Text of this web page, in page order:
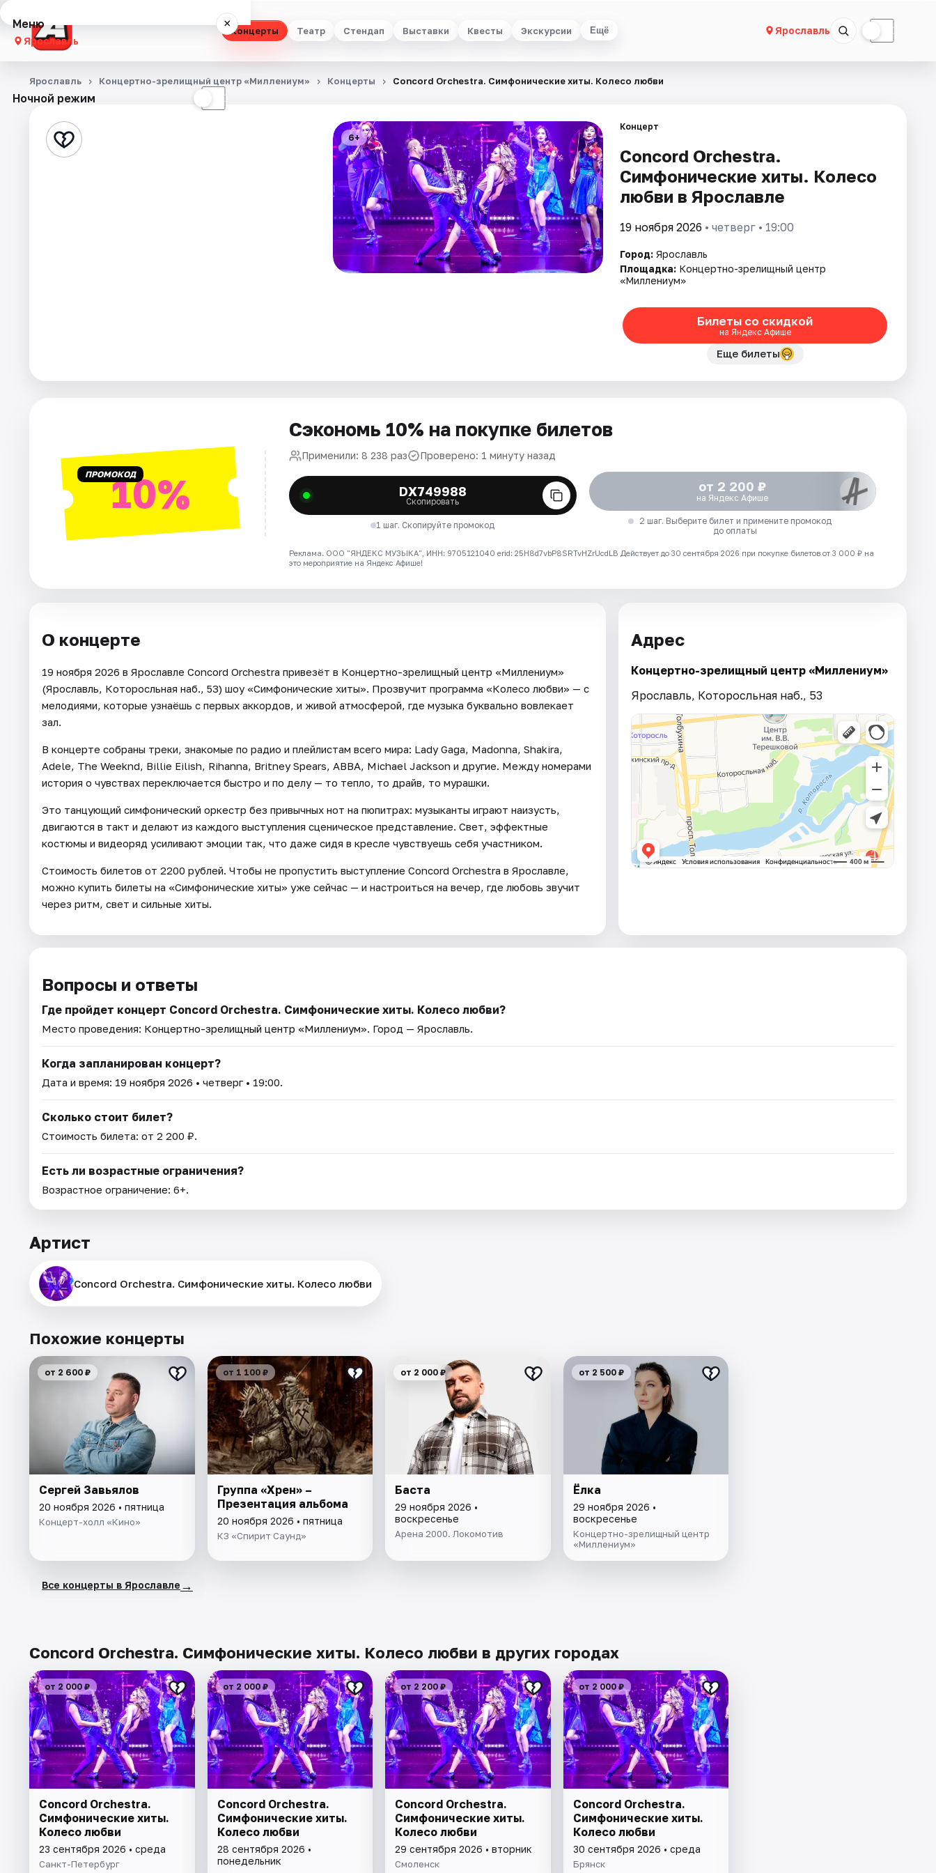
Концерты Театр Стендап Выставки Квесты Экскурсии Ещё Ярославль ☾
Меню ×
Ярославль
Концерты
Стендап
Артисты
Ночной режим ☾
Ярославль Концертно-зрелищный центр «Миллениум» Концерты Concord Orchestra. Симфонические хиты. Колесо любви
6+
Концерт
Concord Orchestra.
Симфонические хиты. Колесо
любви в Ярославле
19 ноября 2026 • четверг • 19:00
Город: Ярославль
Площадка: Концертно-зрелищный центр
«Миллениум»
Билеты со скидкой
на Яндекс Афише
Еще билеты
ПРОМОКОД10%
Сэкономь 10% на покупке билетов
Применили: 8 238 раз Проверено: 1 минуту назад
DX749988
Скопировать
1 шаг. Скопируйте промокод
от 2 200 ₽
на Яндекс Афише
2 шаг. Выберите билет и примените промокод
до оплаты
Реклама. ООО "ЯНДЕКС МУЗЫКА", ИНН: 9705121040 erid: 25H8d7vbP8SRTvHZrUcdLB Действует до 30 сентября 2026 при покупке билетов от 3 000 ₽ на
это мероприятие на Яндекс Афише!
О концерте
19 ноября 2026 в Ярославле Concord Orchestra привезёт в Концертно-зрелищный центр «Миллениум»
(Ярославль, Которосльная наб., 53) шоу «Симфонические хиты». Прозвучит программа «Колесо любви» — с
мелодиями, которые узнаёшь с первых аккордов, и живой атмосферой, где музыка буквально вовлекает
зал.
В концерте собраны треки, знакомые по радио и плейлистам всего мира: Lady Gaga, Madonna, Shakira,
Adele, The Weeknd, Billie Eilish, Rihanna, Britney Spears, ABBA, Michael Jackson и другие. Между номерами
история о чувствах переключается быстро и по делу — то тепло, то драйв, то мурашки.
Это танцующий симфонический оркестр без привычных нот на пюпитрах: музыканты играют наизусть,
двигаются в такт и делают из каждого выступления сценическое представление. Свет, эффектные
костюмы и видеоряд усиливают эмоции так, что даже сидя в кресле чувствуешь себя участником.
Стоимость билетов от 2200 рублей. Чтобы не пропустить выступление Concord Orchestra в Ярославле,
можно купить билеты на «Симфонические хиты» уже сейчас — и настроиться на вечер, где любовь звучит
через ритм, свет и сильные хиты.
Адрес
Концертно-зрелищный центр «Миллениум»
Ярославль, Которосльная наб., 53
Вопросы и ответы
Где пройдет концерт Concord Orchestra. Симфонические хиты. Колесо любви?
Место проведения: Концертно-зрелищный центр «Миллениум». Город — Ярославль.
Когда запланирован концерт?
Дата и время: 19 ноября 2026 • четверг • 19:00.
Сколько стоит билет?
Стоимость билета: от 2 200 ₽.
Есть ли возрастные ограничения?
Возрастное ограничение: 6+.
Артист
Concord Orchestra. Симфонические хиты. Колесо любви
Похожие концерты
от 2 600 ₽
Сергей Завьялов
20 ноября 2026 • пятница
Концерт-холл «Кино»
от 1 100 ₽
Группа «Хрен» –
Презентация альбома
20 ноября 2026 • пятница
КЗ «Спирит Саунд»
от 2 000 ₽
Баста
29 ноября 2026 •
воскресенье
Арена 2000. Локомотив
от 2 500 ₽
Ёлка
29 ноября 2026 •
воскресенье
Концертно-зрелищный центр
«Миллениум»
Все концерты в Ярославле →
Concord Orchestra. Симфонические хиты. Колесо любви в других городах
от 2 000 ₽
Concord Orchestra.
Симфонические хиты.
Колесо любви
23 сентября 2026 • среда
Санкт-Петербург
от 2 000 ₽
Concord Orchestra.
Симфонические хиты.
Колесо любви
28 сентября 2026 •
понедельник
от 2 200 ₽
Concord Orchestra.
Симфонические хиты.
Колесо любви
29 сентября 2026 • вторник
Смоленск
от 2 000 ₽
Concord Orchestra.
Симфонические хиты.
Колесо любви
30 сентября 2026 • среда
Брянск